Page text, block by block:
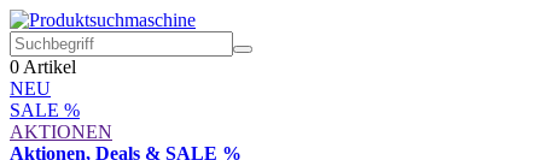
0 Artikel
NEU
SALE %
AKTIONEN
Aktionen, Deals & SALE %